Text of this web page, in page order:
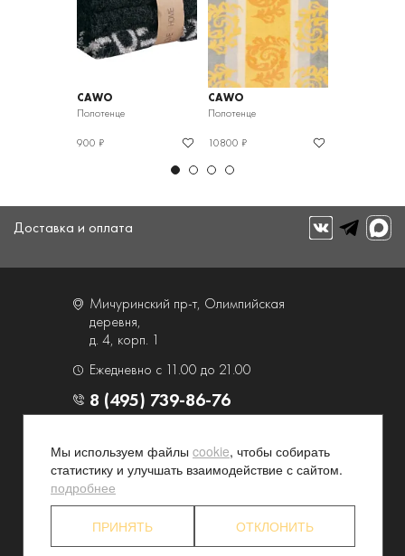
CAWO
Полотенце
900 ₽
CAWO
Полотенце
10800 ₽
Доставка и оплата
Мичуринский пр-т, Олимпийская
деревня,
д. 4, корп. 1
Ежедневно с 11.00 до 21.00
8 (495) 739-86-76
Услуги
Контакты и схема проезда
Наши преимущества
Программа лояльности
Мы используем файлы cookie, чтобы собирать
статистику и улучшать взаимодействие с сайтом.
подробнее
ПРИНЯТЬ ОТКЛОНИТЬ